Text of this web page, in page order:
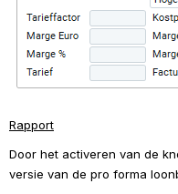
Rapport
Door het activeren van de
versie van de pro forma